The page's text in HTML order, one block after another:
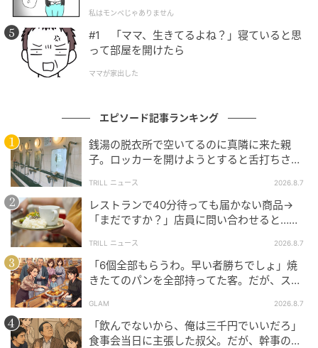
続中。
※ベビーカレンダーが独自に実施したアンケートで集
めた読者様の体験談をもとに記事化しています（回答
時期：2025年1月）
※AI生成画像を使用しています。
ムーンカレンダー編集室では、女性の体を知って、毎
月をもっとラクに快適に、女性の一生をサポートする
記事を配信しています。すべての女性の毎日がもっと
ラクに楽しくなりますように！
ベビーカレンダー編集部／ムーンカレンダー編集室
元記事で読む
クリエイター情報
ベビーカレンダー
私はモンペじゃありません
#1 「ママ、生きてるよね？」寝ていると思
って部屋を開けたら
ママが家出した
エピソード記事ランキング
銭湯の脱衣所で空いてるのに真隣に来た親
子。ロッカーを開けようとすると舌打ちさ
中で拍手」
TRILL ニュース 2026.8.7
レストランで40分待っても届かない商品→
「まだですか？」店員に問い合わせると…そ
せん」
TRILL ニュース 2026.8.7
「6個全部もらうわ。早い者勝ちでしょ」焼
きたてのパンを全部持ってた客。だが、スタ
GLAM 2026.8.7
「飲んでないから、俺は三千円でいいだろ」
食事会当日に主張した叔父。だが、幹事のい